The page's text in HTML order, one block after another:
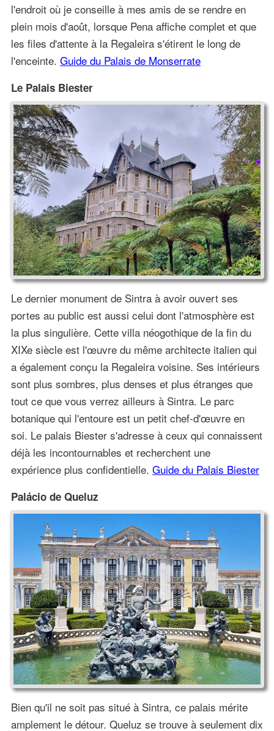
l'endroit où je conseille à mes amis de se rendre en
plein mois d'août, lorsque Pena affiche complet et que
les files d'attente à la Regaleira s'étirent le long de
l'enceinte. Guide du Palais de Monserrate
Le Palais Biester
Le dernier monument de Sintra à avoir ouvert ses
portes au public est aussi celui dont l'atmosphère est
la plus singulière. Cette villa néogothique de la fin du
XIXe siècle est l'œuvre du même architecte italien qui
a également conçu la Regaleira voisine. Ses intérieurs
sont plus sombres, plus denses et plus étranges que
tout ce que vous verrez ailleurs à Sintra. Le parc
botanique qui l'entoure est un petit chef-d'œuvre en
soi. Le palais Biester s'adresse à ceux qui connaissent
déjà les incontournables et recherchent une
expérience plus confidentielle. Guide du Palais Biester
Palácio de Queluz
Bien qu'il ne soit pas situé à Sintra, ce palais mérite
amplement le détour. Queluz se trouve à seulement dix